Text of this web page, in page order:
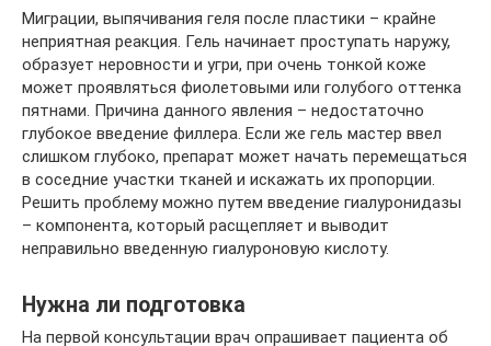
Миграции, выпячивания геля после пластики – крайне
неприятная реакция. Гель начинает проступать наружу,
образует неровности и угри, при очень тонкой коже
может проявляться фиолетовыми или голубого оттенка
пятнами. Причина данного явления – недостаточно
глубокое введение филлера. Если же гель мастер ввел
слишком глубоко, препарат может начать перемещаться
в соседние участки тканей и искажать их пропорции.
Решить проблему можно путем введение гиалуронидазы
– компонента, который расщепляет и выводит
неправильно введенную гиалуроновую кислоту.
Нужна ли подготовка
На первой консультации врач опрашивает пациента об